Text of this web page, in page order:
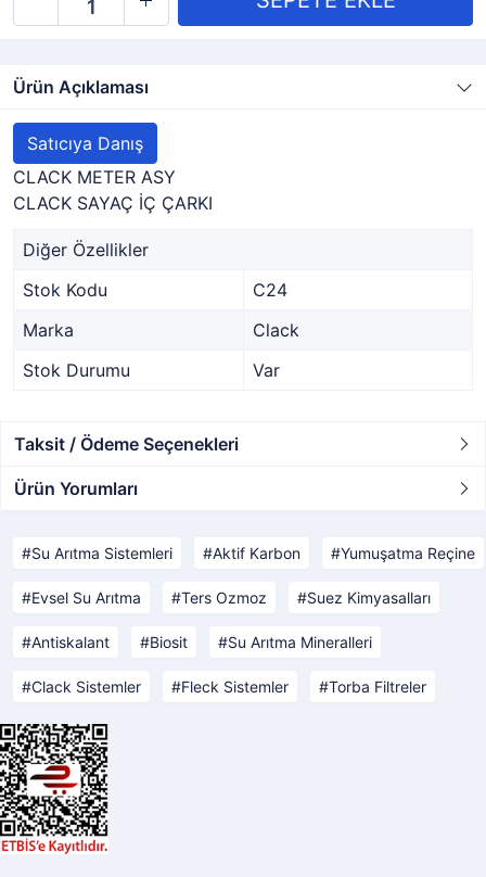
Ürün Açıklaması
Satıcıya Danış
CLACK METER ASY
CLACK SAYAÇ İÇ ÇARKI
Diğer Özellikler
Stok Kodu
C24
Marka
Clack
Stok Durumu
Var
Taksit / Ödeme Seçenekleri
Ürün Yorumları
Su Arıtma Sistemleri Aktif Karbon Yumuşatma Reçine
Evsel Su Arıtma Ters Ozmoz Suez Kimyasalları
Antiskalant Biosit Su Arıtma Mineralleri
Clack Sistemler Fleck Sistemler Torba Filtreler